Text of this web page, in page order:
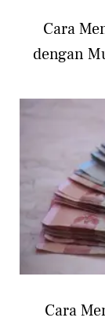
Cara
dengan
Cara